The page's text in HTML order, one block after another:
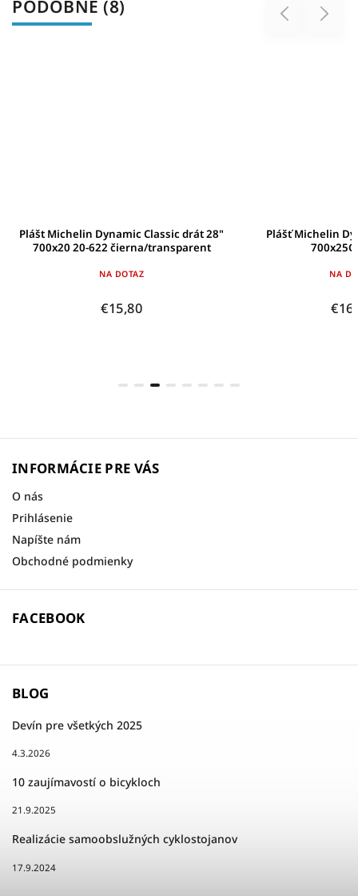
PODOBNÉ (8) Previous
Plášt Michelin Dynamic Classic drát 28"
700x20 20-622 čierna/transparent
NA DOTAZ
€15,80
Plášť Michelin
700x25C
NA
Next
INFORMÁCIE PRE VÁS
O nás
Prihlásenie
Napíšte nám
Obchodné podmienky
FACEBOOK
BLOG
Devín pre všetkých 2025
4.3.2026
10 zaujímavostí o bicykloch
21.9.2025
Realizácie samoobslužných cyklostojanov
17.9.2024